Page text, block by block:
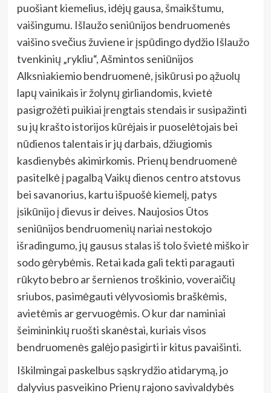
puošiant kiemelius, idėjų gausa, šmaikštumu,
vaišingumu. Išlaužo seniūnijos bendruomenės
vaišino svečius žuviene ir įspūdingo dydžio Išlaužo
tvenkinių „rykliu“, Ašmintos seniūnijos
Alksniakiemio bendruomenė, įsikūrusi po ąžuolų
lapų vainikais ir žolynų girliandomis, kvietė
pasigrožėti puikiai įrengtais stendais ir susipažinti
su jų krašto istorijos kūrėjais ir puoselėtojais bei
nūdienos talentais ir jų darbais, džiugiomis
kasdienybės akimirkomis. Prienų bendruomenė
pasitelkė į pagalbą Vaikų dienos centro atstovus
bei savanorius, kartu išpuošė kiemelį, patys
įsikūnijo į dievus ir deives. Naujosios Ūtos
seniūnijos bendruomenių nariai nestokojo
išradingumo, jų gausus stalas iš tolo švietė miško ir
sodo gėrybėmis. Retai kada gali tekti paragauti
rūkyto bebro ar šernienos troškinio, voveraičių
sriubos, pasimėgauti vėlyvosiomis braškėmis,
avietėmis ar gervuogėmis. O kur dar naminiai
šeimininkių ruošti skanėstai, kuriais visos
bendruomenės galėjo pasigirti ir kitus pavaišinti.
Iškilmingai paskelbus sąskrydžio atidarymą, jo
dalyvius pasveikino Prienų rajono savivaldybės